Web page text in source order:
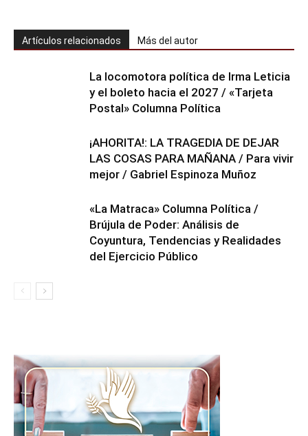
Artículos relacionados Más del autor
La locomotora política de Irma Leticia
y el boleto hacia el 2027 / «Tarjeta
Postal» Columna Política
¡AHORITA!: LA TRAGEDIA DE DEJAR
LAS COSAS PARA MAÑANA / Para vivir
mejor / Gabriel Espinoza Muñoz
«La Matraca» Columna Política /
Brújula de Poder: Análisis de
Coyuntura, Tendencias y Realidades
del Ejercicio Público